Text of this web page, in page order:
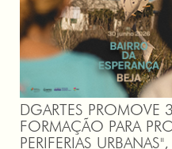
DGARTES PROMOVE
FORMAÇÃO PARA
PERIFERIAS